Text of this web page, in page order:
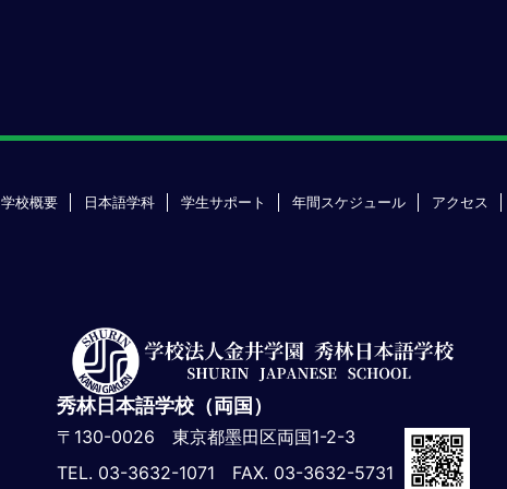
学校概要 日本語学科 学生サポート 年間スケジュール アクセス
秀林日本語学校（両国）
〒130-0026 東京都墨田区両国1-2-3
TEL. 03-3632-1071 FAX. 03-3632-5731